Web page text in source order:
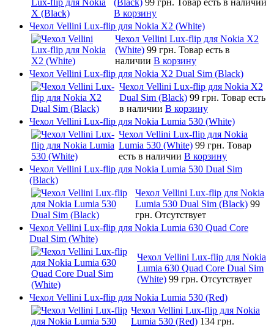
В корзину
Чехол Vellini Lux-flip для Nokia X2 (White)
Чехол Vellini Lux-flip для Nokia X2
(White) 99 грн. Товар есть в
наличии В корзину
Чехол Vellini Lux-flip для Nokia X2 Dual Sim (Black)
Чехол Vellini Lux-flip для Nokia X2
Dual Sim (Black) 99 грн. Товар есть
в наличии В корзину
Чехол Vellini Lux-flip для Nokia Lumia 530 (White)
Чехол Vellini Lux-flip для Nokia
Lumia 530 (White) 99 грн. Товар
есть в наличии В корзину
Чехол Vellini Lux-flip для Nokia Lumia 530 Dual Sim
(Black)
Чехол Vellini Lux-flip для Nokia
Lumia 530 Dual Sim (Black) 99
грн. Отсутствует
Чехол Vellini Lux-flip для Nokia Lumia 630 Quad Core
Dual Sim (White)
Чехол Vellini Lux-flip для Nokia
Lumia 630 Quad Core Dual Sim
(White) 99 грн. Отсутствует
Чехол Vellini Lux-flip для Nokia Lumia 530 (Red)
Чехол Vellini Lux-flip для Nokia
Lumia 530 (Red) 134 грн.